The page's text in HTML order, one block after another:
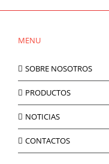
MENU
SOBRE NOSOTROS
PRODUCTOS
NOTICIAS
CONTACTOS